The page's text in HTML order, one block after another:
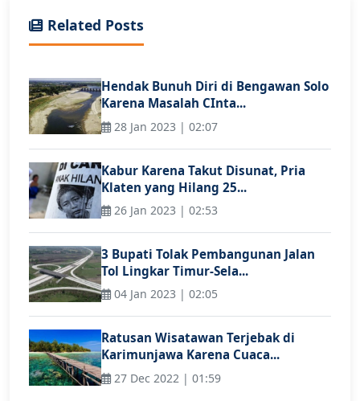
Related Posts
Hendak Bunuh Diri di Bengawan Solo
Karena Masalah CInta...
28 Jan 2023 | 02:07
Kabur Karena Takut Disunat, Pria
Klaten yang Hilang 25...
26 Jan 2023 | 02:53
3 Bupati Tolak Pembangunan Jalan
Tol Lingkar Timur-Sela...
04 Jan 2023 | 02:05
Ratusan Wisatawan Terjebak di
Karimunjawa Karena Cuaca...
27 Dec 2022 | 01:59